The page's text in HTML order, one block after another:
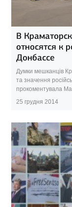
В
относятся к
Донбассе
Думки мешканців
та значення
прокоментувала
25 грудня 2014